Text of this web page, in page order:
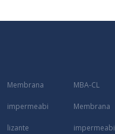
Membrana
impermeabi
lizante
MBA-CL
Membrana
impermeabi